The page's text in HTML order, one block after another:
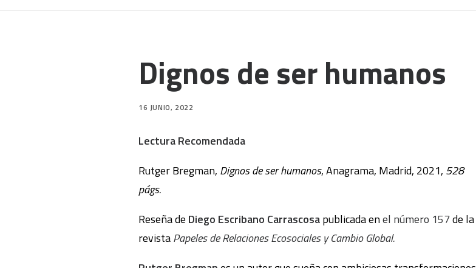
Dignos de ser humanos
16 JUNIO, 2022
Lectura Recomendada
Rutger Bregman, Dignos de ser humanos, Anagrama, Madrid, 2021, 528
págs.
Reseña de Diego Escribano Carrascosapublicada enel número 157de la
revistaPapeles de Relaciones Ecosociales y Cambio Global.